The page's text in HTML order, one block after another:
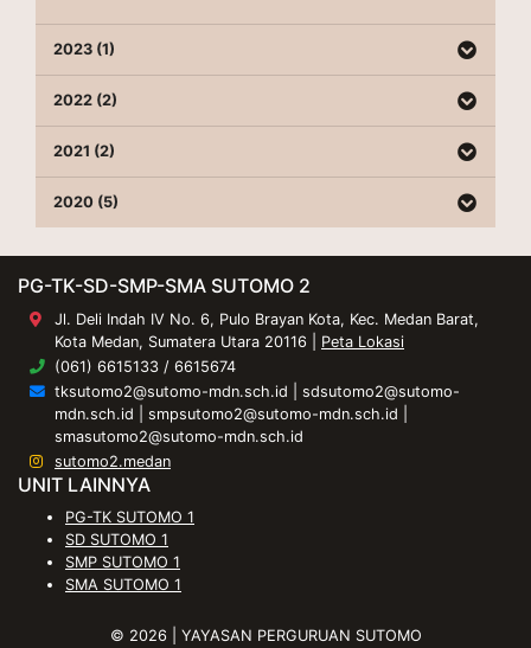
2023 (1)
2022 (2)
2021 (2)
2020 (5)
PG-TK-SD-SMP-SMA SUTOMO 2
Jl. Deli Indah IV No. 6, Pulo Brayan Kota, Kec. Medan Barat,
Kota Medan, Sumatera Utara 20116 | Peta Lokasi
(061) 6615133 / 6615674
tksutomo2@sutomo-mdn.sch.id
sdsutomo2@sutomo-
mdn.sch.id
smpsutomo2@sutomo-mdn.sch.id
smasutomo2@sutomo-mdn.sch.id
sutomo2.medan
UNIT LAINNYA
PG-TK SUTOMO 1
SD SUTOMO 1
SMP SUTOMO 1
SMA SUTOMO 1
© 2026 | YAYASAN PERGURUAN SUTOMO